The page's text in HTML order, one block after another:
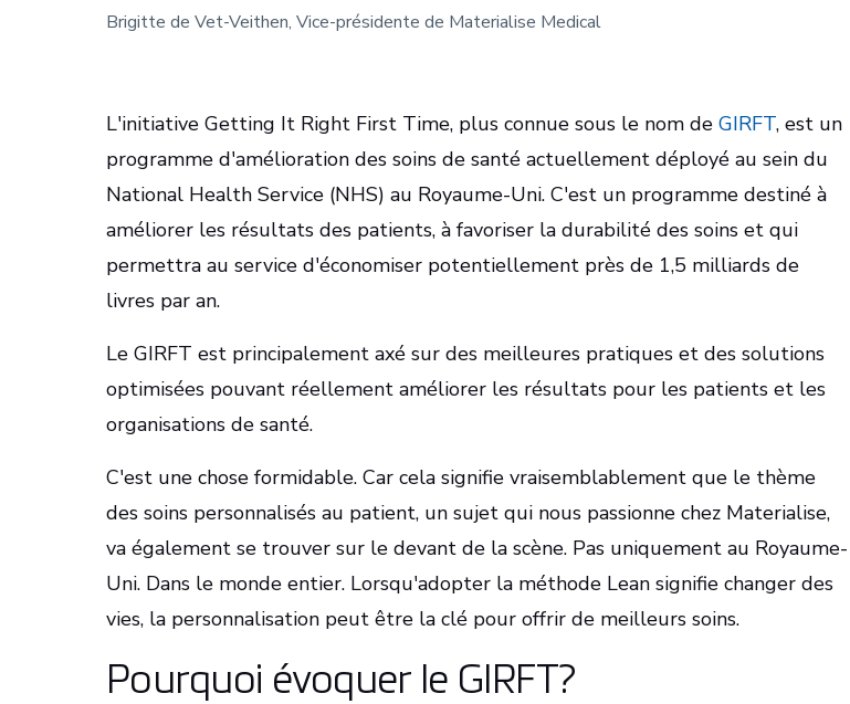
Brigitte de Vet-Veithen, Vice-présidente de Materialise Medical
L'initiative Getting It Right First Time, plus connue sous le nom de GIRFT, est un
programme d'amélioration des soins de santé actuellement déployé au sein du
National Health Service (NHS) au Royaume-Uni. C'est un programme destiné à
améliorer les résultats des patients, à favoriser la durabilité des soins et qui
permettra au service d'économiser potentiellement près de 1,5 milliards de
livres par an.
Le GIRFT est principalement axé sur des meilleures pratiques et des solutions
optimisées pouvant réellement améliorer les résultats pour les patients et les
organisations de santé.
C'est une chose formidable. Car cela signifie vraisemblablement que le thème
des soins personnalisés au patient, un sujet qui nous passionne chez Materialise,
va également se trouver sur le devant de la scène. Pas uniquement au Royaume-
Uni. Dans le monde entier. Lorsqu'adopter la méthode Lean signifie changer des
vies, la personnalisation peut être la clé pour offrir de meilleurs soins.
Pourquoi évoquer le GIRFT?